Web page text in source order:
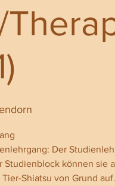
Der
Studienblock können sie
Shiatsu von Grund